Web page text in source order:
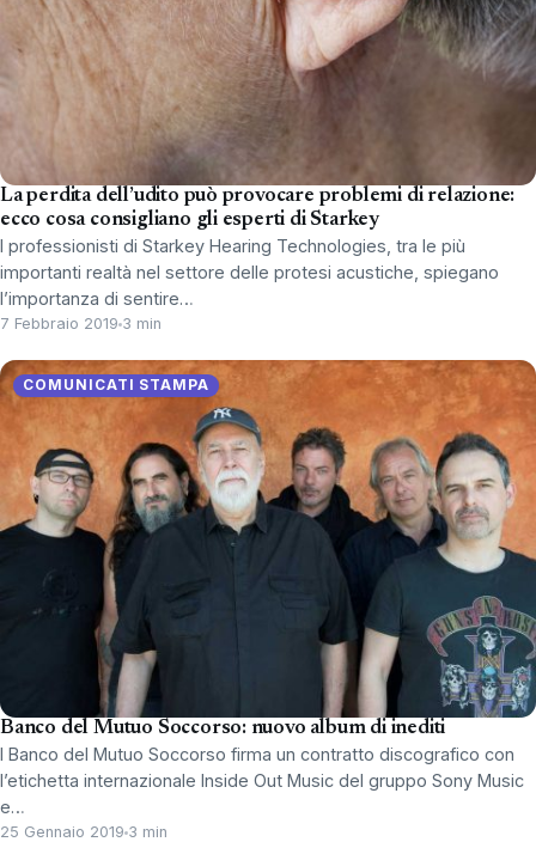
La perdita dell’udito può provocare problemi di relazione:
ecco cosa consigliano gli esperti di Starkey
I professionisti di Starkey Hearing Technologies, tra le più
importanti realtà nel settore delle protesi acustiche, spiegano
l’importanza di sentire…
7 Febbraio 2019 3 min
COMUNICATI STAMPA
Banco del Mutuo Soccorso: nuovo album di inediti
l Banco del Mutuo Soccorso firma un contratto discografico con
l’etichetta internazionale Inside Out Music del gruppo Sony Music
e…
25 Gennaio 2019 3 min